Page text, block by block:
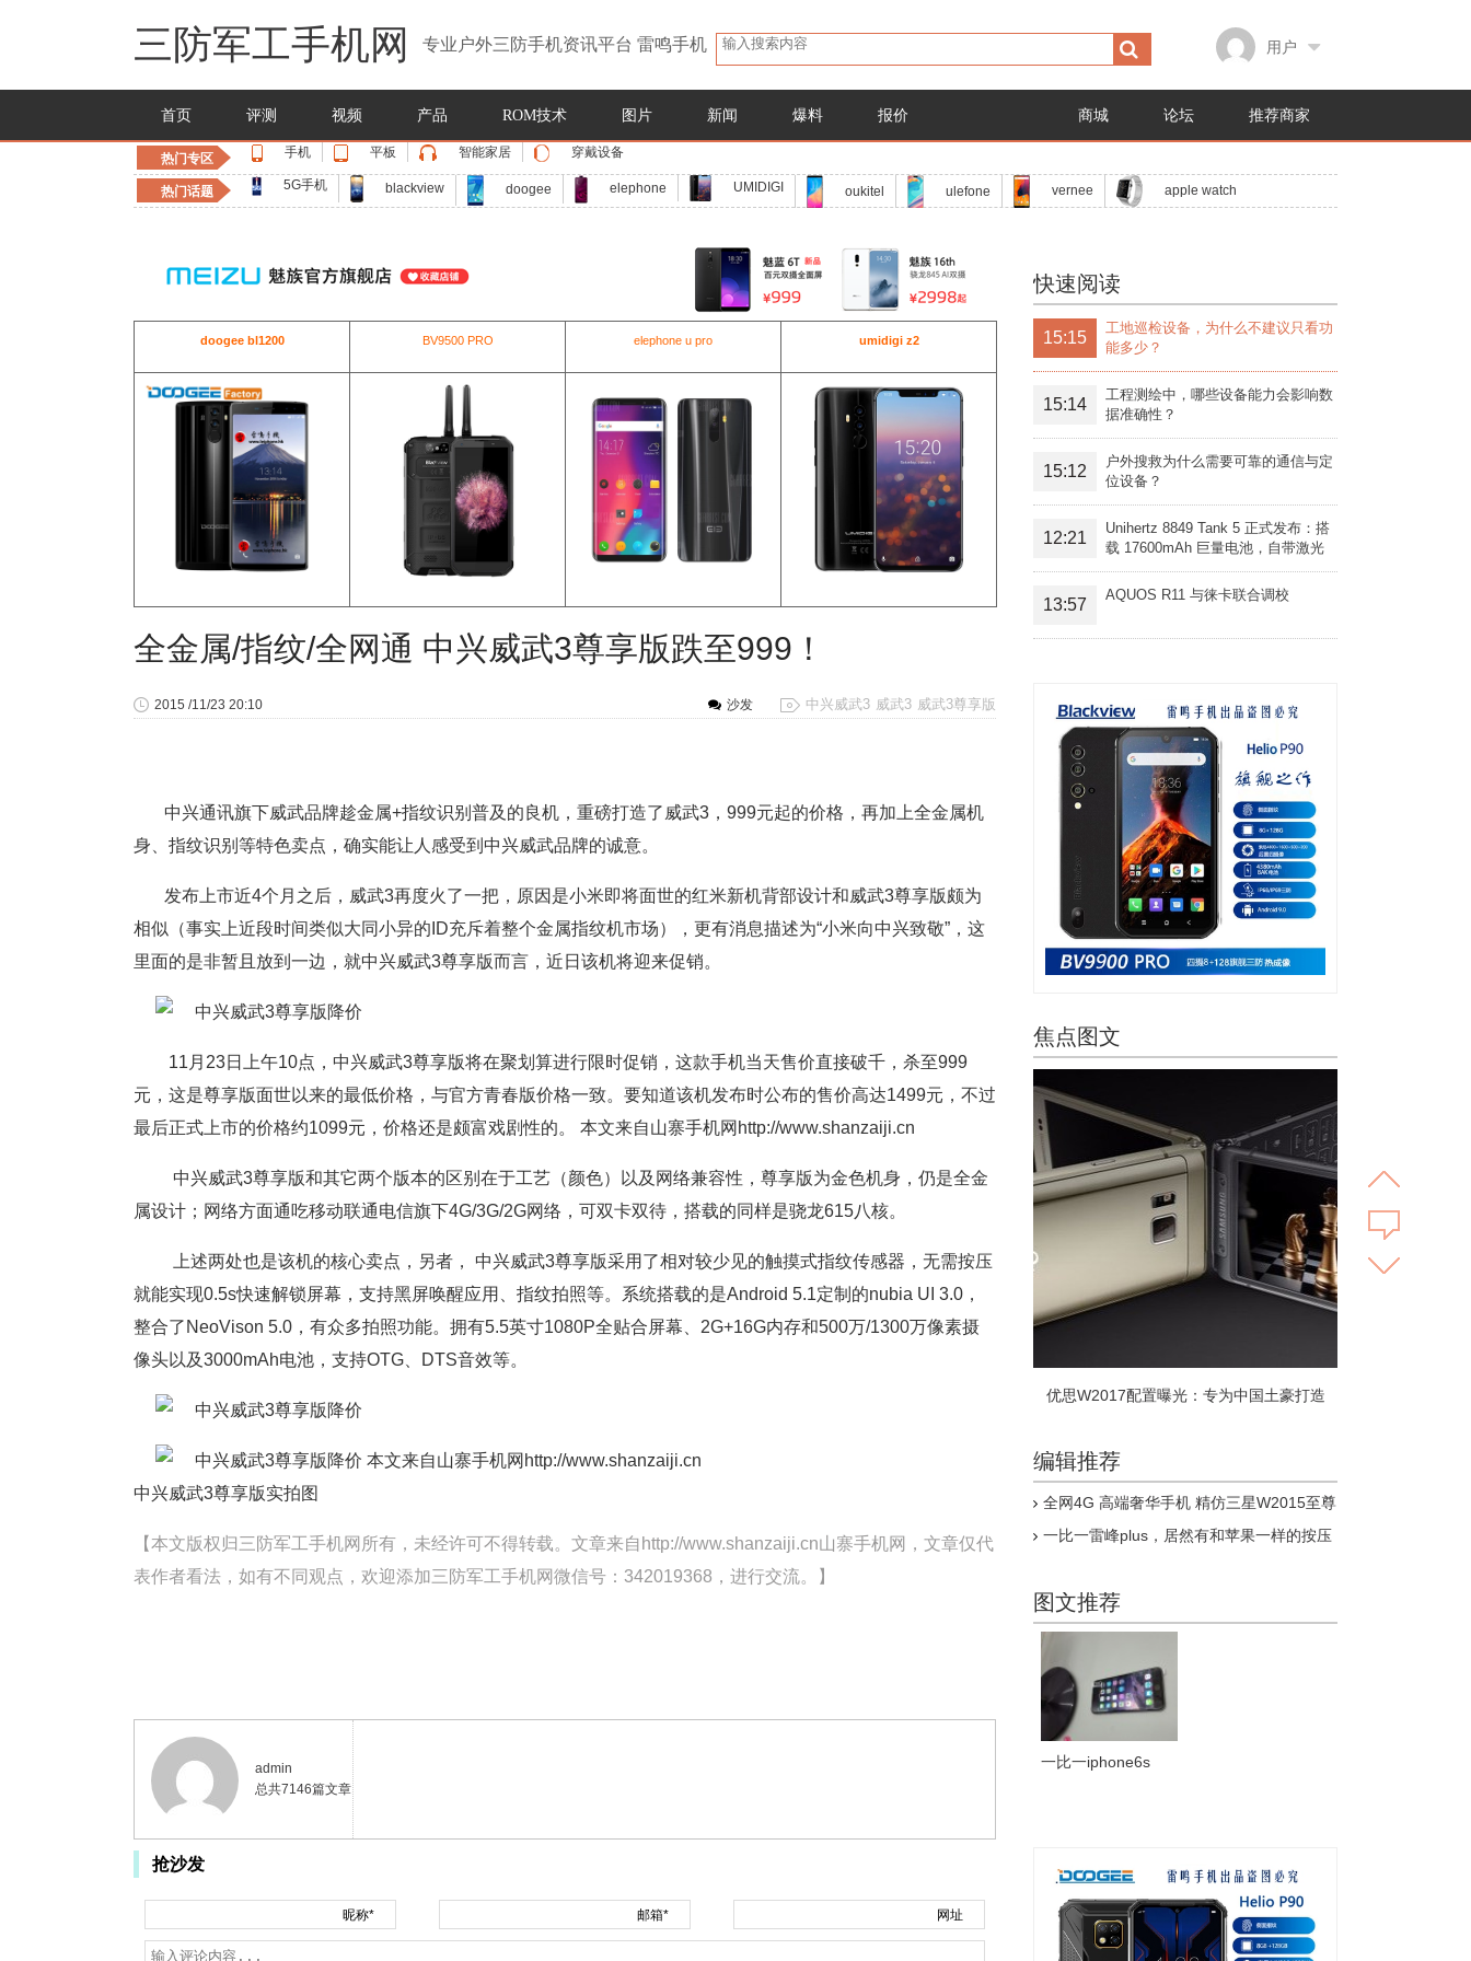
三防军工手机网 专业户外三防手机资讯平台 雷鸣手机 用户
首页 评测 视频 产品 ROM技术 图片 新闻 爆料 报价 商城 论坛 推荐商家
热门专区 手机 平板 智能家居 穿戴设备
热门话题 5G手机 blackview doogee elephone UMIDIGI oukitel ulefone vernee apple watch
doogee bl1200 BV9500 PRO elephone u pro umidigi z2
全金属/指纹/全网通 中兴威武3尊享版跌至999！
中兴威武3 威武3 威武3尊享版
2015 /11/23 20:10 沙发
中兴通讯旗下威武品牌趁金属+指纹识别普及的良机，重磅打造了威武3，999元起的价格，再加上全金属机
身、指纹识别等特色卖点，确实能让人感受到中兴威武品牌的诚意。
发布上市近4个月之后，威武3再度火了一把，原因是小米即将面世的红米新机背部设计和威武3尊享版颇为
相似（事实上近段时间类似大同小异的ID充斥着整个金属指纹机市场），更有消息描述为“小米向中兴致敬”，这
里面的是非暂且放到一边，就中兴威武3尊享版而言，近日该机将迎来促销。
11月23日上午10点，中兴威武3尊享版将在聚划算进行限时促销，这款手机当天售价直接破千，杀至999
元，这是尊享版面世以来的最低价格，与官方青春版价格一致。要知道该机发布时公布的售价高达1499元，不过
最后正式上市的价格约1099元，价格还是颇富戏剧性的。 本文来自山寨手机网http://www.shanzaiji.cn
中兴威武3尊享版和其它两个版本的区别在于工艺（颜色）以及网络兼容性，尊享版为金色机身，仍是全金
属设计；网络方面通吃移动联通电信旗下4G/3G/2G网络，可双卡双待，搭载的同样是骁龙615八核。
上述两处也是该机的核心卖点，另者， 中兴威武3尊享版采用了相对较少见的触摸式指纹传感器，无需按压
就能实现0.5s快速解锁屏幕，支持黑屏唤醒应用、指纹拍照等。系统搭载的是Android 5.1定制的nubia UI 3.0，
整合了NeoVison 5.0，有众多拍照功能。拥有5.5英寸1080P全贴合屏幕、2G+16G内存和500万/1300万像素摄
像头以及3000mAh电池，支持OTG、DTS音效等。
本文来自山寨手机网http://www.shanzaiji.cn
中兴威武3尊享版实拍图
【本文版权归三防军工手机网所有，未经许可不得转载。文章来自http://www.shanzaiji.cn山寨手机网，文章仅代
表作者看法，如有不同观点，欢迎添加三防军工手机网微信号：342019368，进行交流。】
admin
总共7146篇文章
抢沙发
昵称* 邮箱* 网址
快速阅读
15:15
工地巡检设备，为什么不建议只看功
能多少？
15:14
工程测绘中，哪些设备能力会影响数
据准确性？
15:12
户外搜救为什么需要可靠的通信与定
位设备？
12:21
Unihertz 8849 Tank 5 正式发布：搭
载 17600mAh 巨量电池，自带激光
投影旗舰三防手机
13:57
AQUOS R11 与徕卡联合调校
焦点图文
优思W2017配置曝光：专为中国土豪打造
编辑推荐
全网4G 高端奢华手机 精仿三星W2015至尊
一比一雷峰plus，居然有和苹果一样的按压
图文推荐
一比一iphone6s